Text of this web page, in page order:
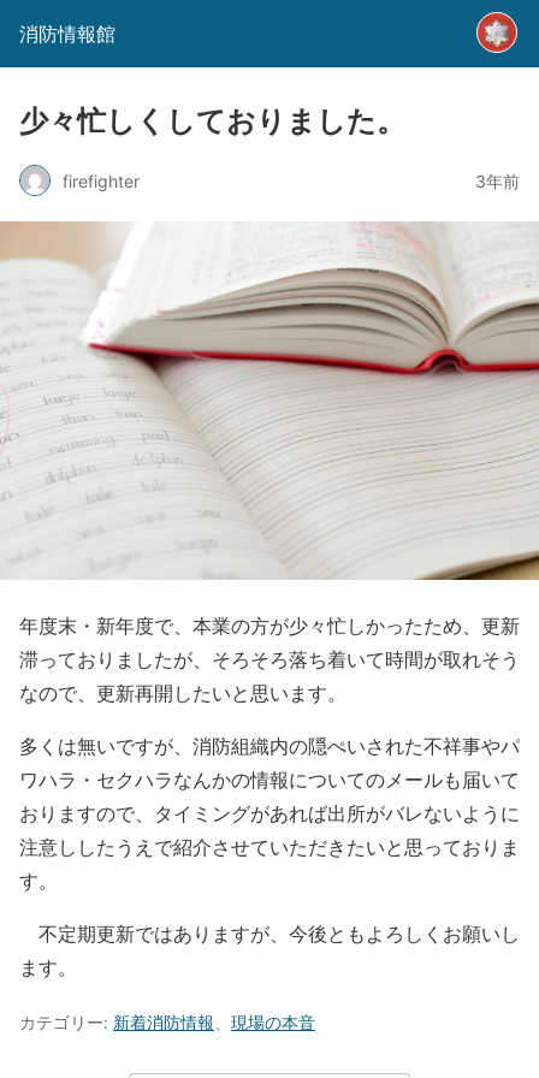
消防情報館
少々忙しくしておりました。
firefighter 3年前
年度末・新年度で、本業の方が少々忙しかったため、更新
滞っておりましたが、そろそろ落ち着いて時間が取れそう
なので、更新再開したいと思います。
多くは無いですが、消防組織内の隠ぺいされた不祥事やパ
ワハラ・セクハラなんかの情報についてのメールも届いて
おりますので、タイミングがあれば出所がバレないように
注意ししたうえで紹介させていただきたいと思っておりま
す。
不定期更新ではありますが、今後ともよろしくお願いし
ます。
カテゴリー: 新着消防情報 現場の本音